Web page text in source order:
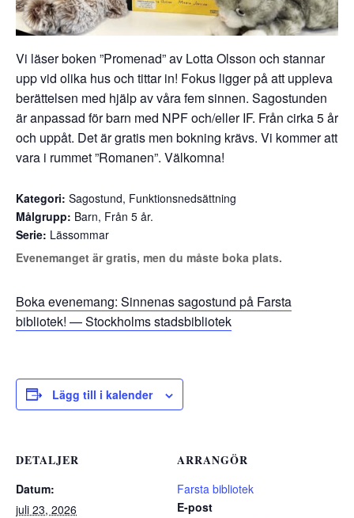
Vi läser boken ”Promenad” av Lotta Olsson och stannar
upp vid olika hus och tittar in! Fokus ligger på att uppleva
berättelsen med hjälp av våra fem sinnen. Sagostunden
är anpassad för barn med NPF och/eller IF. Från cirka 5 år
och uppåt. Det är gratis men bokning krävs. Vi kommer att
vara i rummet ”Romanen”. Välkomna!
Kategori: Sagostund, Funktionsnedsättning
Målgrupp: Barn, Från 5 år.
Serie: Lässommar
Evenemanget är gratis, men du måste boka plats.
Boka evenemang: Sinnenas sagostund på Farsta
bibliotek! — Stockholms stadsbibliotek
Lägg till i kalender
DETALJER
Datum:
juli 23, 2026
ARRANGÖR
Farsta bibliotek
E-post